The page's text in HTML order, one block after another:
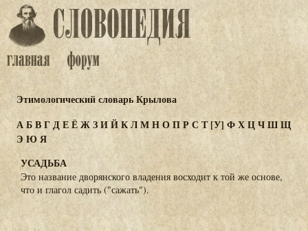
Этимологический словарь Крылова
АБВГДЕЁЖЗИЙКЛМНОПРСТ[У]ФХЦЧШЩ
Э Ю Я
УСАДЬБА
Это название дворянского владения восходит к той же основе,
что и глагол садить ("сажать").